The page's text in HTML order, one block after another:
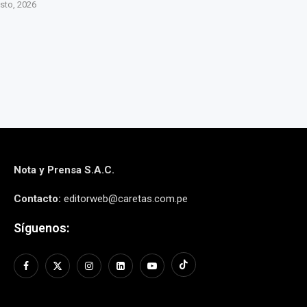
2026
Nota y Prensa S.A.C.
Contacto: editorweb@caretas.com.pe
Síguenos: